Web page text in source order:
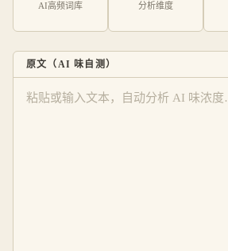
AI高频词库 分析维度
原文（AI 味自测）